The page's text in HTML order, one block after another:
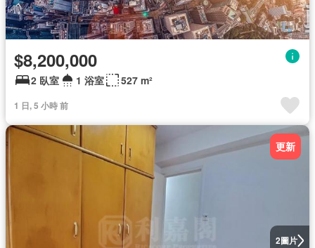
$8,200,000
2 臥室 1 浴室 527 m²
1 日, 5 小時 前
2圖片
更新